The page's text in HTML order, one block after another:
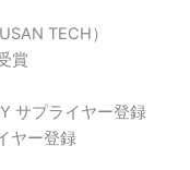
TECH）
賞
サプライヤー登録
ヤー登録